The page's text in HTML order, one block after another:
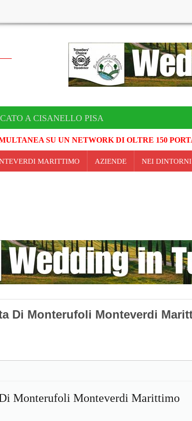
A CISANELLO PISA
SU UN NETWORK DI OLTRE 150
MARITTIMO AZIENDE NEI DINTORNI
Di Monterufoli Monteverdi
Monterufoli Monteverdi Marittimo